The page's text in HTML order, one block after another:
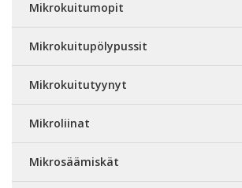
Mikrokuitumopit
Mikrokuitupölypussit
Mikrokuitutyynyt
Mikroliinat
Mikrosäämiskät